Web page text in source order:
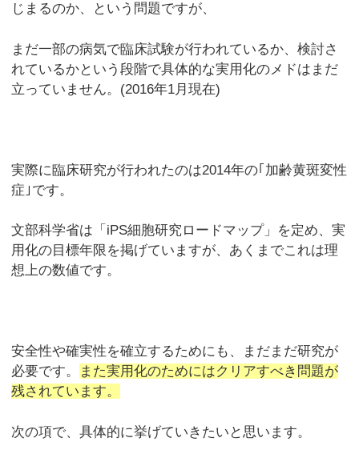
じまるのか、という問題ですが、
まだ一部の病気で臨床試験が行われているか、検討さ
れているかという段階で具体的な実用化のメドはまだ
立っていません。(2016年1月現在)
実際に臨床研究が行われたのは2014年の｢加齢黄斑変性
症｣です。
文部科学省は「iPS細胞研究ロードマップ」を定め、実
用化の目標年限を掲げていますが、あくまでこれは理
想上の数値です。
安全性や確実性を確立するためにも、まだまだ研究が
必要です。
また実用化のためにはクリアすべき問題が
残されています。
次の項で、具体的に挙げていきたいと思います。